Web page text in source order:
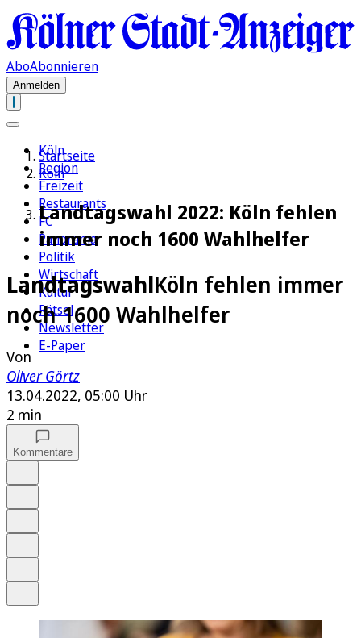
AboAbonnieren
Anmelden
Köln
Region
Freizeit
Restaurants
FC
Panorama
Politik
Wirtschaft
Kultur
Rätsel
Newsletter
E-Paper
Startseite
Köln
Landtagswahl 2022: Köln fehlen
immer noch 1600 Wahlhelfer
LandtagswahlKöln fehlen immer
noch 1600 Wahlhelfer
Von
Oliver Görtz
13.04.2022, 05:00 Uhr
2 min
Kommentare